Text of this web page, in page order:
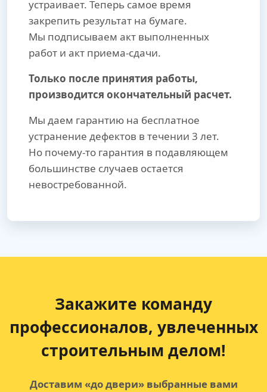
устраивает. Теперь самое время
закрепить результат на бумаге.
Мы подписываем акт выполненных
работ и акт приема-сдачи.
Только после принятия работы,
производится окончательный расчет.
Мы даем гарантию на бесплатное
устранение дефектов в течении 3 лет.
Но почему-то гарантия в подавляющем
большинстве случаев остается
невостребованной.
Закажите команду
профессионалов, увлеченных
строительным делом!
Доставим «до двери» выбранные вами